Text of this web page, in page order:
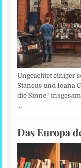
Ungeachtet einiger
Stancus und Ioana
die Sinne“
…
Das Europa